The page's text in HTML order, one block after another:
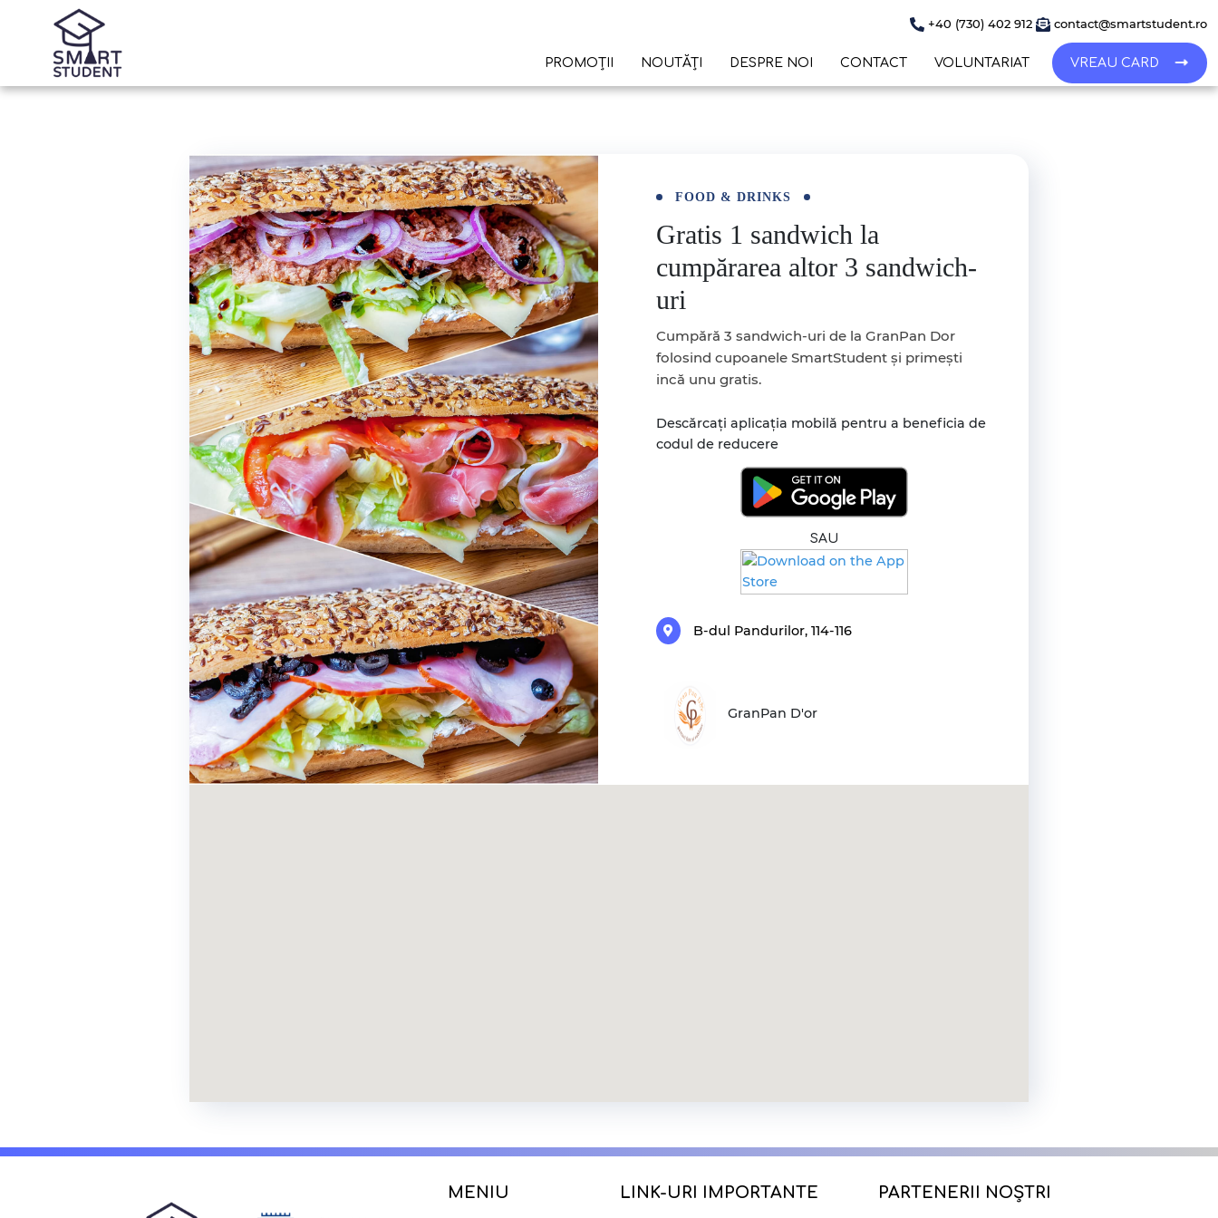
+40 (730) 402 912 contact@smartstudent.ro
PROMOȚII NOUTĂȚI DESPRE NOI CONTACT VOLUNTARIAT VREAU CARD
FOOD & DRINKS
Gratis 1 sandwich la
cumpărarea altor 3 sandwich-
uri
Cumpără 3 sandwich-uri de la GranPan Dor
folosind cupoanele SmartStudent și primești
incă unu gratis.
Descărcați aplicația mobilă pentru a beneficia de
codul de reducere
SAU
B-dul Pandurilor, 114-116
GranPan D'or
MENIU LINK-URI IMPORTANTE PARTENERII NOȘTRI